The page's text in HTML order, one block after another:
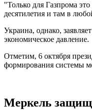
"Только для Газпрома
десятилетия и там в
Украина, однако,
экономическое давление.
Отметим, 6 октября
формирования системы
Меркель